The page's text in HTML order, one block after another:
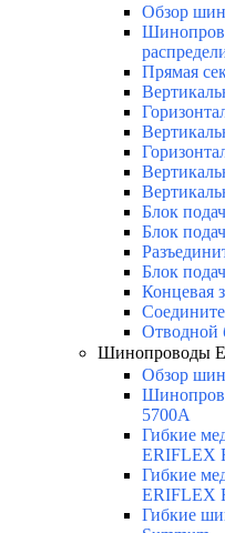
Обзор
Прямая
Блок
Блок
Блок
Концевая
Отводной
Шинопроводы
Обзор
5700A
Гибкие
ERIFLEX
Гибкие
ERIFLEX
Гибкие